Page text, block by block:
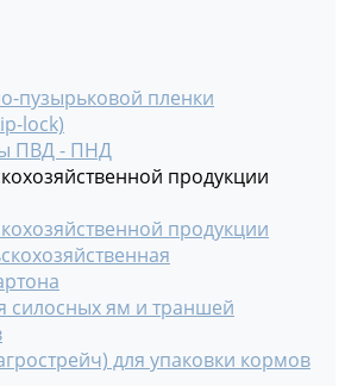
пузырьковой пленки
lock)
ПВД - ПНД
продукции
продукции
силосных ям и траншей
для упаковки кормов